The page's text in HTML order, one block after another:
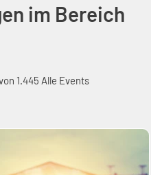
im Bereich
1.445 Alle Events